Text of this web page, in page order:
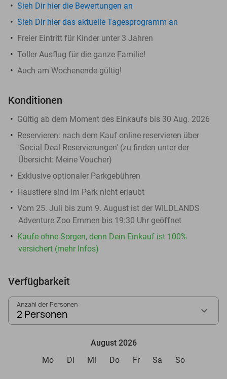
Sieh Dir hier die Bewertungen an
Sieh Dir hier das aktuelle Tagesprogramm an
Freier Eintritt für Kinder unter 3 Jahren
Toller Ausflug für die ganze Familie!
Auch am Wochenende gültig!
Konditionen
Gültig ab dem Moment des Einkaufs bis 30 Aug. 2026
Reservieren: nach dem Kauf online reservieren über
'Social Deal Reservierungen' (zu finden unter der
Übersicht: Meine Voucher)
Exklusive optionaler Parkgebühren
Haustiere sind im Park nicht erlaubt
Vom 25. Juli bis zum 9. August ist der WILDLANDS
Adventure Zoo Emmen bis 19:30 Uhr geöffnet
Kaufe ohne Sorgen, denn Dein Einkauf ist 100%
versichert (mehr Infos)
Verfügbarkeit
Anzahl der Personen:
2 Personen
August 2026
Mo
Di Mi Do Fr Sa So